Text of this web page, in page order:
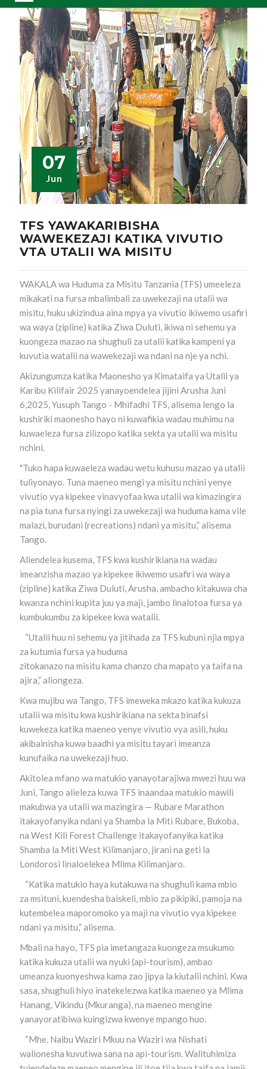
07
Jun
TFS YAWAKARIBISHA
WAWEKEZAJI KATIKA VIVUTIO
VTA UTALII WA MISITU
WAKALA wa Huduma za Misitu Tanzania (TFS) umeeleza
mikakati na fursa mbalimbali za uwekezaji na utalii wa
misitu, huku ukizindua aina mpya ya vivutio ikiwemo usafiri
wa waya (zipline) katika Ziwa Duluti, ikiwa ni sehemu ya
kuongeza mazao na shughuli za utalii katika kampeni ya
kuvutia watalii na wawekezaji wa ndani na nje ya nchi.
Akizungumza katika Maonesho ya Kimataifa ya Utalii ya
Karibu Kilifair 2025 yanayoendelea jijini Arusha Juni
6,2025, Yusuph Tango - Mhifadhi TFS, alisema lengo la
kushiriki maonesho hayo ni kuwafikia wadau muhimu na
kuwaeleza fursa zilizopo katika sekta ya utalii wa misitu
nchini.
"Tuko hapa kuwaeleza wadau wetu kuhusu mazao ya utalii
tuliyonayo. Tuna maeneo mengi ya misitu nchini yenye
vivutio vya kipekee vinavyofaa kwa utalii wa kimazingira
na pia tuna fursa nyingi za uwekezaji wa huduma kama vile
malazi, burudani (recreations) ndani ya misitu,” alisema
Tango.
Aliendelea kusema, TFS kwa kushirikiana na wadau
imeanzisha mazao ya kipekee ikiwemo usafiri wa waya
(zipline) katika Ziwa Duluti, Arusha, ambacho kitakuwa cha
kwanza nchini kupita juu ya maji, jambo linalotoa fursa ya
kumbukumbu za kipekee kwa watalii.
“Utalii huu ni sehemu ya jitihada za TFS kubuni njia mpya
za kutumia fursa ya huduma
zitokanazo na misitu kama chanzo cha mapato ya taifa na
ajira,” aliongeza.
Kwa mujibu wa Tango, TFS imeweka mkazo katika kukuza
utalii wa misitu kwa kushirikiana na sekta binafsi
kuwekeza katika maeneo yenye vivutio vya asili, huku
akibainisha kuwa baadhi ya misitu tayari imeanza
kunufaika na uwekezaji huo.
Akitolea mfano wa matukio yanayotarajiwa mwezi huu wa
Juni, Tango alieleza kuwa TFS inaandaa matukio mawili
makubwa ya utalii wa mazingira — Rubare Marathon
itakayofanyika ndani ya Shamba la Miti Rubare, Bukoba,
na West Kili Forest Challenge itakayofanyika katika
Shamba la Miti West Kilimanjaro, jirani na geti la
Londorosi linaloelekea Mlima Kilimanjaro.
“Katika matukio haya kutakuwa na shughuli kama mbio
za msituni, kuendesha baiskeli, mbio za pikipiki, pamoja na
kutembelea maporomoko ya maji na vivutio vya kipekee
ndani ya misitu,” alisema.
Mbali na hayo, TFS pia imetangaza kuongeza msukumo
katika kukuza utalii wa nyuki (api-tourism), ambao
umeanza kuonyeshwa kama zao jipya la kiutalii nchini. Kwa
sasa, shughuli hiyo inatekelezwa katika maeneo ya Mlima
Hanang, Vikindu (Mkuranga), na maeneo mengine
yanayoratibiwa kuingizwa kwenye mpango huo.
“Mhe. Naibu Waziri Mkuu na Waziri wa Nishati
walionesha kuvutiwa sana na api-tourism. Walituhimiza